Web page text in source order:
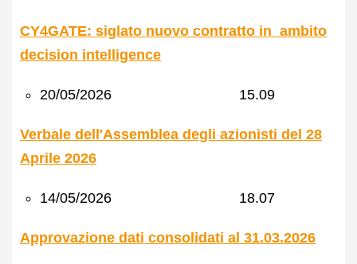
CY4GATE: siglato nuovo contratto in ambito
decision intelligence
20/05/2026 15.09
Verbale dell'Assemblea degli azionisti del 28
Aprile 2026
14/05/2026 18.07
Approvazione dati consolidati al 31.03.2026